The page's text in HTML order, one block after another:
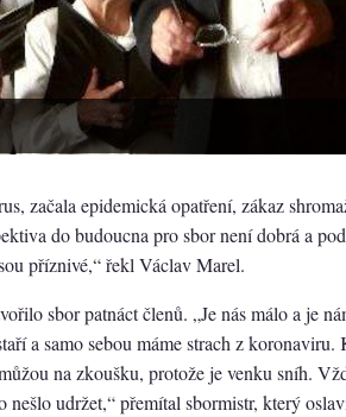
začala epidemická opatření, zákaz
do budoucna pro sbor není dobrá a
příznivé,“ řekl Václav Marel.
sbor patnáct členů. „Je nás málo a je
a samo sebou máme strach z
na zkoušku, protože je venku sníh.
nešlo udržet,“ přemítal sbormistr, který